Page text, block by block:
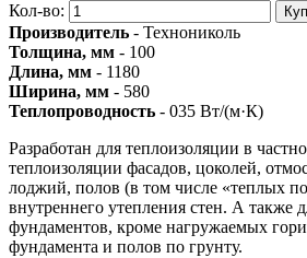
Кол-во:
Производитель - Технониколь
Толщина, мм - 100
Длина, мм - 1180
Ширина, мм - 580
Теплопроводность - 035 Вт/(м·К)
Разработан для теплоизоляции в
теплоизоляции фасадов, цоколей,
лоджий, полов (в том числе «теплых
внутреннего утепления стен. А также
фундаментов, кроме нагружаемых
фундамента и полов по грунту.